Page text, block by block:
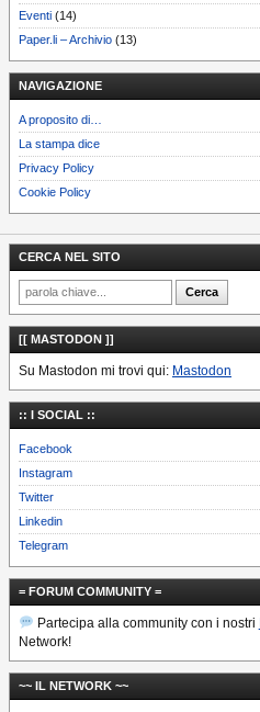
Eventi (14)
Paper.li – Archivio (13)
NAVIGAZIONE
A proposito di…
La stampa dice
Privacy Policy
Cookie Policy
CERCA NEL SITO
[[ MASTODON ]]
Su Mastodon mi trovi qui: Mastodon
:: I SOCIAL ::
Facebook
Instagram
Twitter
Linkedin
Telegram
= FORUM COMMUNITY =
Partecipa alla community con i nostri
Network!
~~ IL NETWORK ~~